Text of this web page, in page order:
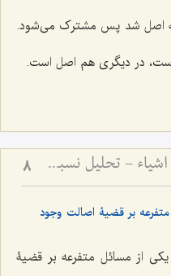
اصل شد پس مشترک می‌شود.
در دیگری هم اصل است.
اصالت وجود و تبیین ماهیت اشیاء - تحلیل نسبت میان وجود واحد و کثرت ماهیات خارجی 8
بر قضیۀ اصالت وجود
از مسائل متفرعه بر قضیۀ